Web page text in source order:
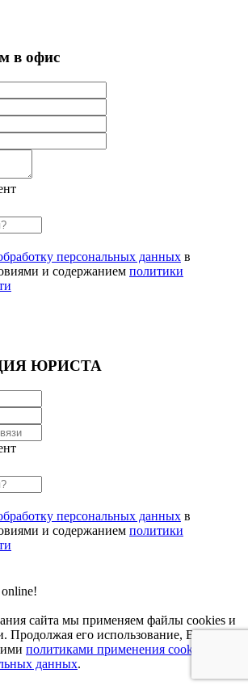
в офис
персональных данных в
и содержанием политики
ЮРИСТА
персональных данных в
и содержанием политики
сайта мы применяем файлы cookies и
Продолжая его использование, Вы
политиками применения cookies и
данных.